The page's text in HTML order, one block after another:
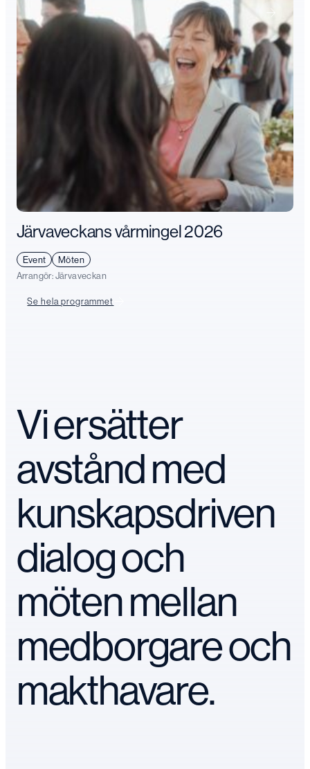
Järvaveckans vårmingel 2026
Event
Möten
Arrangör:Järvaveckan
Se hela programmet
Vi ersätter
avstånd med
kunskapsdriven
dialog och
möten mellan
medborgare och
makthavare.